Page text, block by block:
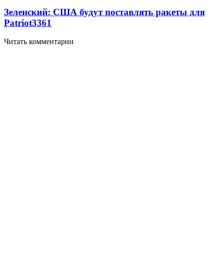
Зеленский: США будут поставлять ракеты для
Patriot3361
Читать комментарии